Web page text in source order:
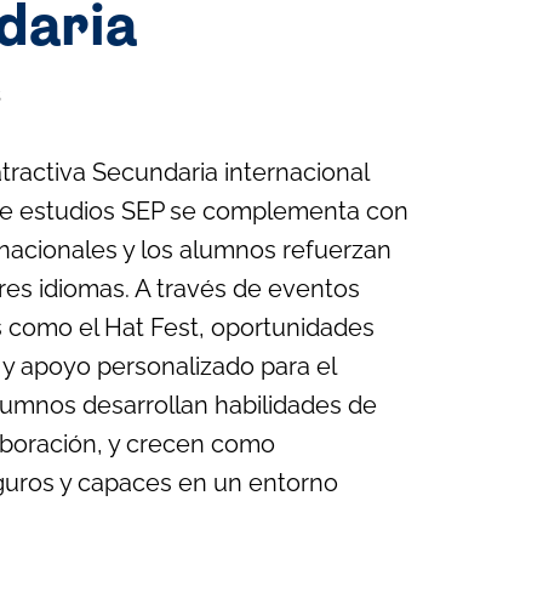
Secundaria internacional
estudios SEP se complementa con
y los alumnos refuerzan
idiomas. A través de eventos
el Hat Fest, oportunidades
apoyo personalizado para el
desarrollan habilidades de
y crecen como
y capaces en un entorno